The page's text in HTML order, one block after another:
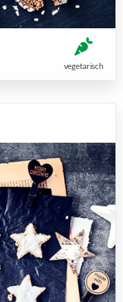
vegetarisch